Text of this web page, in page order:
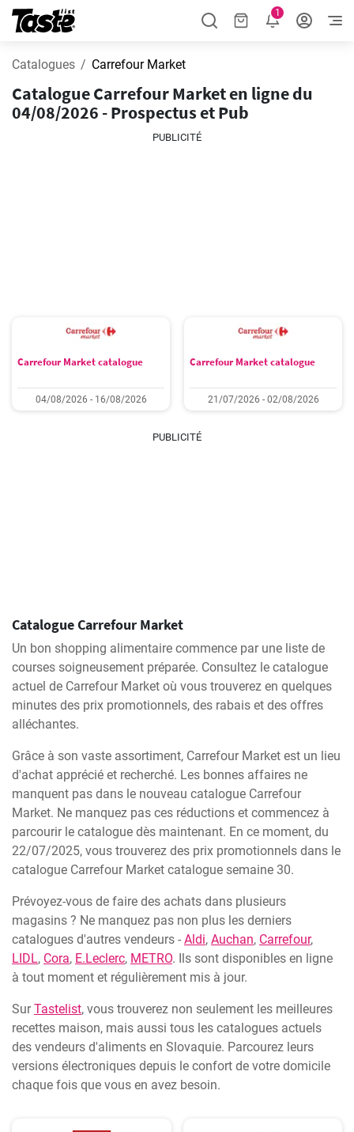
1
Catalogues Carrefour Market
Catalogue Carrefour Market en ligne du
04/08/2026 - Prospectus et Pub
PUBLICITÉ
Carrefour Market catalogue
04/08/2026 - 16/08/2026
Carrefour Market catalogue
21/07/2026 - 02/08/2026
PUBLICITÉ
Catalogue Carrefour Market
Un bon shopping alimentaire commence par une liste de
courses soigneusement préparée. Consultez le catalogue
actuel de Carrefour Market où vous trouverez en quelques
minutes des prix promotionnels, des rabais et des offres
alléchantes.
Grâce à son vaste assortiment, Carrefour Market est un lieu
d'achat apprécié et recherché. Les bonnes affaires ne
manquent pas dans le nouveau catalogue Carrefour
Market. Ne manquez pas ces réductions et commencez à
parcourir le catalogue dès maintenant. En ce moment, du
22/07/2025, vous trouverez des prix promotionnels dans le
catalogue Carrefour Market catalogue semaine 30.
Prévoyez-vous de faire des achats dans plusieurs
magasins ? Ne manquez pas non plus les derniers
catalogues d'autres vendeurs - Aldi, Auchan, Carrefour,
LIDL, Cora, E.Leclerc, METRO. Ils sont disponibles en ligne
à tout moment et régulièrement mis à jour.
SurTastelist, vous trouverez non seulement les meilleures
recettes maison, mais aussi tous les catalogues actuels
des vendeurs d'aliments en Slovaquie. Parcourez leurs
versions électroniques depuis le confort de votre domicile
chaque fois que vous en avez besoin.